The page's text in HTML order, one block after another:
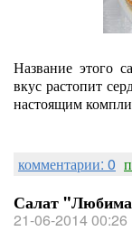
Название этого
вкус растопит
настоящим
комментарии: 0
Салат
21-06-2014 00:26